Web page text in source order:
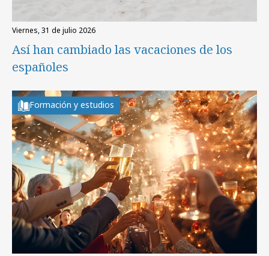
viernes, 31 de julio 2026
Así han cambiado las vacaciones de los
españoles
Formación y estudios